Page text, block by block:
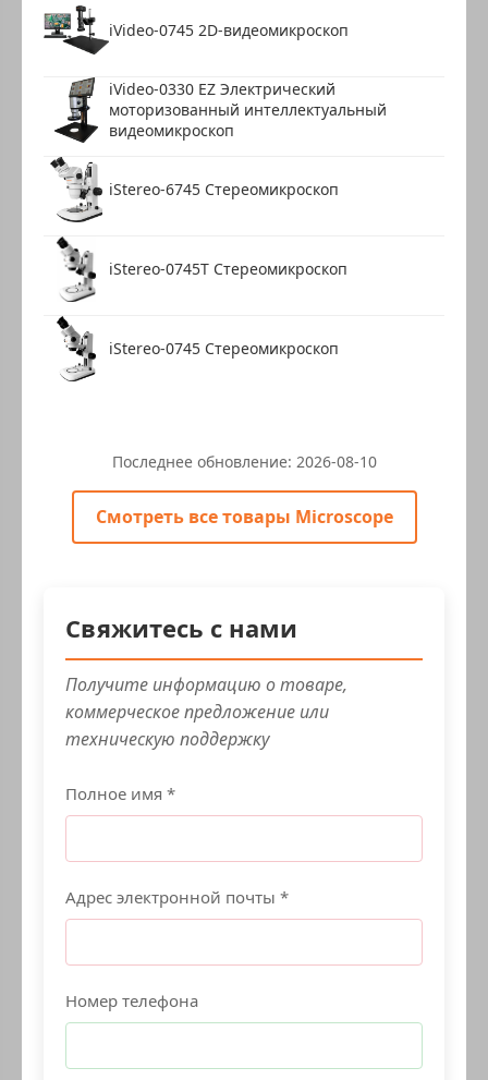
iVideo-0745 2D-видеомикроскоп
iVideo-0330 EZ Электрический
моторизованный интеллектуальный
видеомикроскоп
iStereo-6745 Стереомикроскоп
iStereo-0745T Стереомикроскоп
iStereo-0745 Стереомикроскоп
Последнее обновление: 2026-08-10
Смотреть все товары Microscope
Свяжитесь с нами
Получите информацию о товаре,
коммерческое предложение или
техническую поддержку
Полное имя *
Адрес электронной почты *
Номер телефона